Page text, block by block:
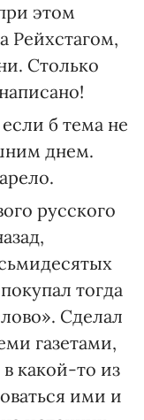
этом
Рейхстагом,
Столько
б тема не
днем.
русского
тогда
Сделал
газетами,
какой-то из
ими и